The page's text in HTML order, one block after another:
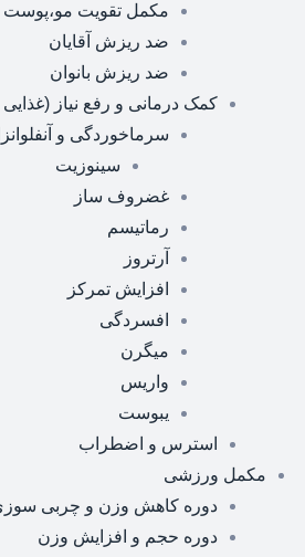
مکمل تقویت مو،پوست
ضد ریزش آقایان
ضد ریزش بانوان
کمک درمانی و رفع نیاز
سرماخوردگی و آنفلوانزا
سینوزیت
غضروف ساز
رماتیسم
آرتروز
افزایش تمرکز
افسردگی
میگرن
واریس
یبوست
استرس و اضطراب
مکمل ورزشی
دوره کاهش وزن و چربی
دوره حجم و افزایش وزن